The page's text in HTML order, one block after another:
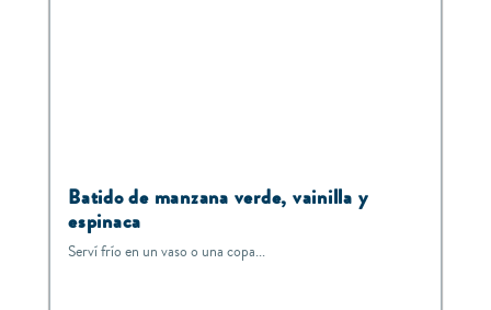
Batido de manzana verde, vainilla y
espinaca
Serví frío en un vaso o una copa...